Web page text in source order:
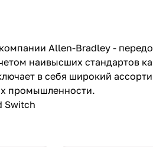
Allen-Bradley -
наивысших стандартов
в себя широкий
промышленности.
Switch